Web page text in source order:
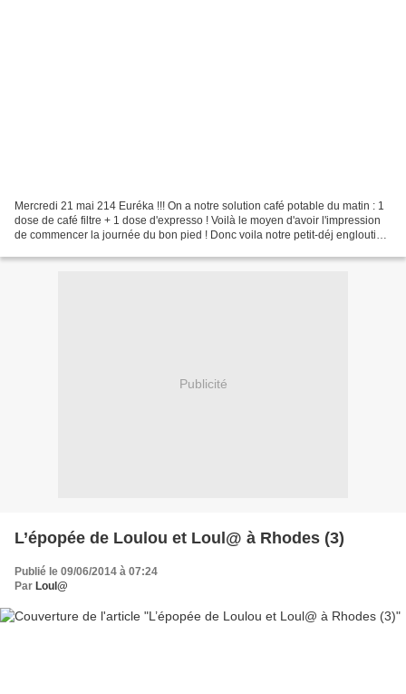
Mercredi 21 mai 214 Euréka !!! On a notre solution café potable du matin : 1
dose de café filtre + 1 dose d'expresso ! Voilà le moyen d'avoir l'impression
de commencer la journée du bon pied ! Donc voila notre petit-déj englouti
Publicité
L’épopée de Loulou et Loul@ à Rhodes (3)
Publié le 09/06/2014 à 07:24
Par Loul@